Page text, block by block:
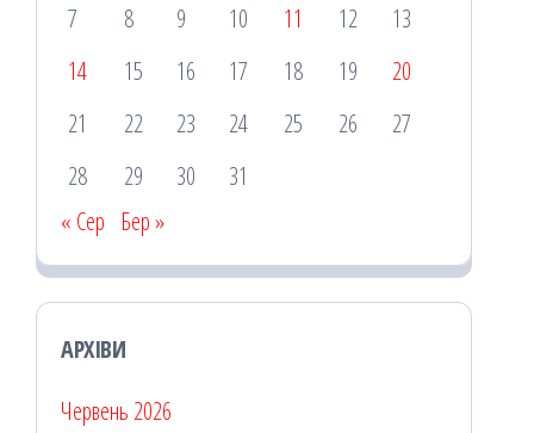
7
8 9 10 11 12
13
14
15 16 17 18 19
20
21
22 23 24 25 26
27
28
29 30
31
« Сер Бер »
АРХІВИ
Червень 2026